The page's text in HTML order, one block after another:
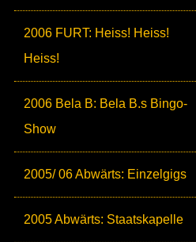
2006 FURT: Heiss! Heiss!
Heiss!
2006 Bela B: Bela B.s Bingo-
Show
2005/ 06 Abwärts: Einzelgigs
2005 Abwärts: Staatskapelle